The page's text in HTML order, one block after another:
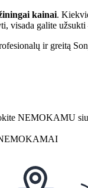
kainai.
visada galite
ir greitą
NEMOKAMU
NEMOKAMAI